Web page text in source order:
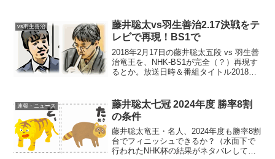
するお願い」が個人情報保護法に抵触す
る可能性に対し、「...
vs羽生善治
藤井聡太vs羽生善治2.17決戦をテ
レビで再現！BS1で
2018年2月17日の藤井聡太五段 vs 羽生善
治竜王を、NHK-BS1が完全（？）再現す
るとか。放送日時＆番組タイトル2018年3
最強の極意...
速報・ニュース
藤井聡太七冠 2024年度 勝率8割
の条件
藤井聡太竜王・名人、2024年度も勝率8割
台でフィニッシュできるか？（水面下で
行われたNHK杯の結果がネタバレしてい